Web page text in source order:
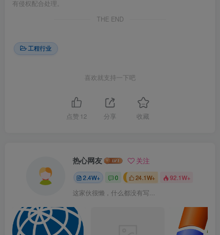
有侵权配合处理。
THE END
工程行业
喜欢就支持一下吧
点赞 12 分享 收藏
热心网友 关注
2.4W+ 0 24.1W+ 92.1W+
这家伙很懒，什么都没有写...